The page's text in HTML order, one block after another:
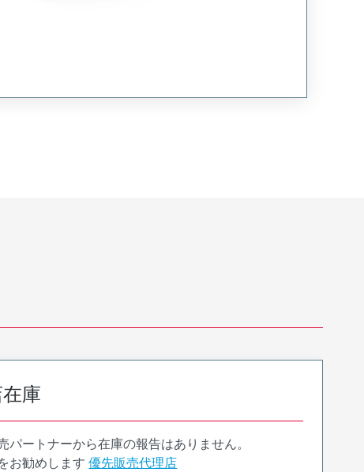
庫
パートナーから在庫の報告はありません。
お勧めします 優先販売代理店